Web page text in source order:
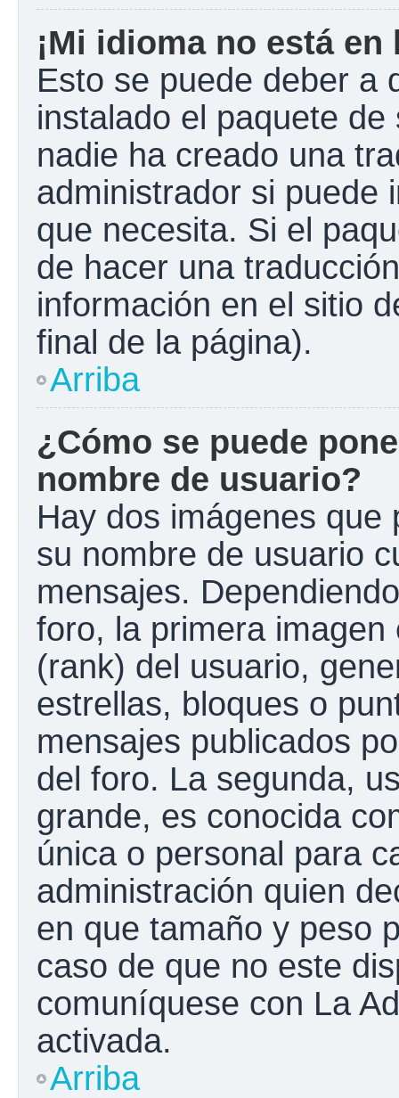
¡Mi idioma no está
Esto se puede deber a
instalado el paquete
nadie ha creado una
administrador si puede
que necesita. Si el
de hacer una
información en el sitio
final de la página).
Arriba
¿Cómo se puede
nombre de usuario?
Hay dos imágenes que
su nombre de usuario
mensajes.
foro, la primera
(rank) del usuario,
estrellas, bloques o
mensajes publicados
del foro. La segunda,
grande, es conocida
única o personal para
administración quien
en que tamaño y peso
caso de que no este
comuníquese con La
activada.
Arriba